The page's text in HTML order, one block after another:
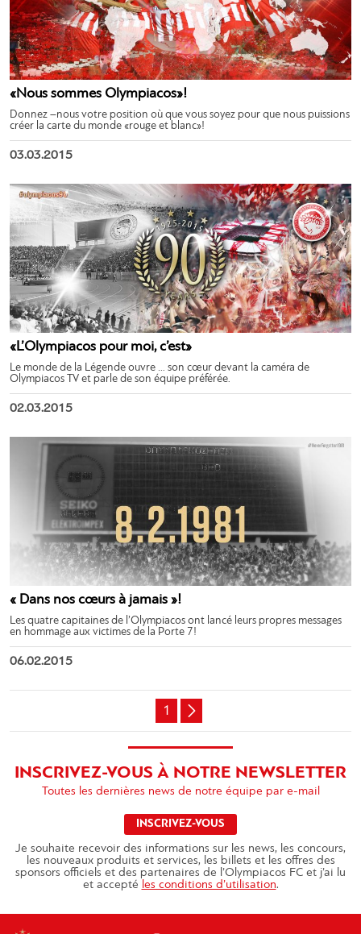
«Nous sommes Olympiacos»!
Donnez –nous votre position où que vous soyez pour que nous puissions
créer la carte du monde «rouge et blanc»!
03.03.2015
«L’Olympiacos pour moi, c’est»
Le monde de la Légende ouvre … son cœur devant la caméra de
Olympiacos TV et parle de son équipe préférée.
02.03.2015
« Dans nos cœurs à jamais »!
Les quatre capitaines de l’Olympiacos ont lancé leurs propres messages
en hommage aux victimes de la Porte 7!
06.02.2015
1
INSCRIVEZ-VOUS À NOTRE NEWSLETTER
Toutes les dernières news de notre équipe par e-mail
INSCRIVEZ-VOUS
Je souhaite recevoir des informations sur les news, les concours,
les nouveaux produits et services, les billets et les offres des
sponsors officiels et des partenaires de l’Olympiacos FC et j’ai lu
et accepté les conditions d’utilisation.